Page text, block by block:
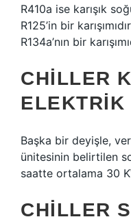
R410a ise karışık
R125’in bir
R134a’nın bir
CHILLER
ELEKTRIK
Başka bir deyişle,
ünitesinin belirtilen
saatte ortalama 30
CHILLER